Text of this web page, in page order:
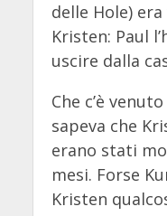
delle Hole)
Kristen: Paul
uscire dalla
Che c’è
sapeva che
erano stati
mesi. Forse
Kristen